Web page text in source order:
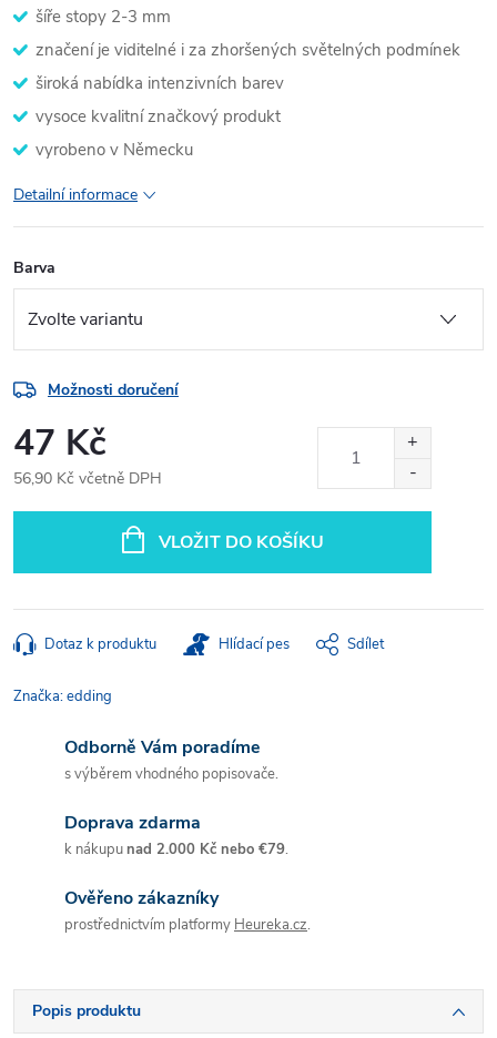
šíře stopy 2-3 mm
značení je viditelné i za zhoršených světelných podmínek
široká nabídka intenzivních barev
vysoce kvalitní značkový produkt
vyrobeno v Německu
Detailní informace
Barva
Možnosti doručení
47 Kč
56,90 Kč včetně DPH
VLOŽIT DO KOŠÍKU
Dotaz k produktu Hlídací pes Sdílet
Značka:edding
Odborně Vám poradíme
s výběrem vhodného popisovače.
Doprava zdarma
k nákupunad 2.000 Kč nebo €79.
Ověřeno zákazníky
prostřednictvím platformy Heureka.cz.
Popis produktu